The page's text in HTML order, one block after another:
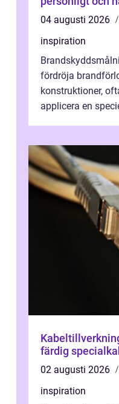
04 augusti 2026
inspiration
fördröja
konstruktioner,
applicera en
Kabeltillverkning från råmaterial
färdig
02 augusti 2026
inspiration